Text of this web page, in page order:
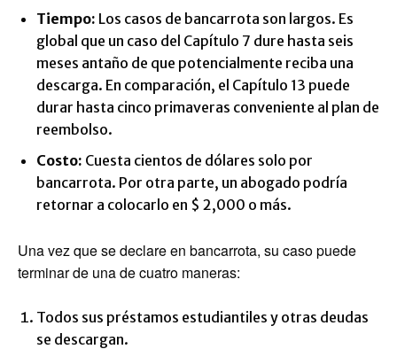
Tiempo: Los casos de bancarrota son largos. Es
global que un caso del Capítulo 7 dure hasta seis
meses antaño de que potencialmente reciba una
descarga. En comparación, el Capítulo 13 puede
durar hasta cinco primaveras conveniente al plan de
reembolso.
Costo: Cuesta cientos de dólares solo por
bancarrota. Por otra parte, un abogado podría
retornar a colocarlo en $ 2,000 o más.
Una vez que se declare en bancarrota, su caso puede
terminar de una de cuatro maneras:
Todos sus préstamos estudiantiles y otras deudas
se descargan.